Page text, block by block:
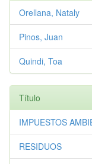
Orellana, Nataly
Pinos, Juan
Quindi, Toa
Título
IMPUESTOS
RESIDUOS